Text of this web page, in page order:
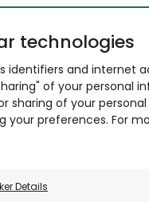
technologies
identifiers and internet
of your personal
sharing of your
preferences. For
Details